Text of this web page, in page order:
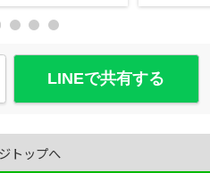
LINEで共有する
トップへ